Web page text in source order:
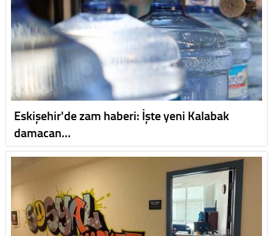
Eskişehir'de zam haberi: İşte yeni Kalabak
damacan…